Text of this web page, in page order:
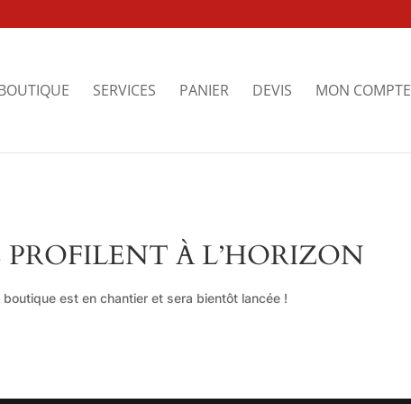
SERVICES PANIER DEVIS MON COMPTE
PROFILENT À L’HORIZON
est en chantier et sera bientôt lancée !